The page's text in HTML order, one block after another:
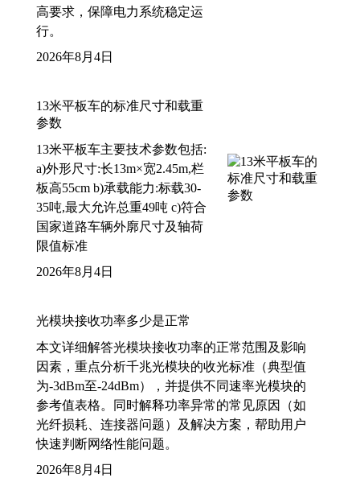
高要求，保障电力系统稳定运
行。
2026年8月4日
13米平板车的标准尺寸和载重
参数
13米平板车主要技术参数包括:
a)外形尺寸:长13m×宽2.45m,栏
板高55cm b)承载能力:标载30-
35吨,最大允许总重49吨 c)符合
国家道路车辆外廓尺寸及轴荷
限值标准
2026年8月4日
光模块接收功率多少是正常
本文详细解答光模块接收功率的正常范围及影响
因素，重点分析千兆光模块的收光标准（典型值
为-3dBm至-24dBm），并提供不同速率光模块的
参考值表格。同时解释功率异常的常见原因（如
光纤损耗、连接器问题）及解决方案，帮助用户
快速判断网络性能问题。
2026年8月4日